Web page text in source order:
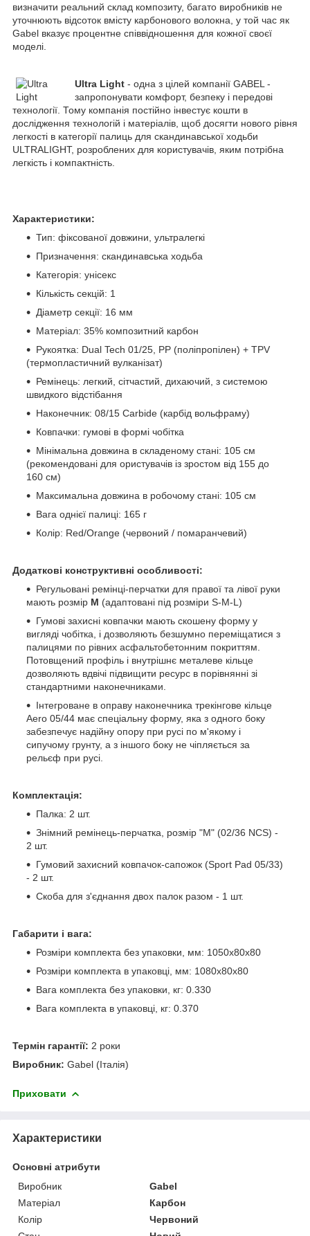
визначити реальний склад композиту, багато виробників не
уточнюють відсоток вмісту карбонового волокна, у той час як
Gabel вказує процентне співвідношення для кожної своєї
моделі.
Ultra Light - одна з цілей компанії GABEL -
запропонувати комфорт, безпеку і передові
технології. Тому компанія постійно інвестує кошти в
дослідження технологій і матеріалів, щоб досягти нового рівня
легкості в категорії палиць для скандинавської ходьби
ULTRALIGHT, розроблених для користувачів, яким потрібна
легкість і компактність.
Характеристики:
Тип: фіксованої довжини, ультралегкі
Призначення: скандинавська ходьба
Категорія: унісекс
Кількість секцій: 1
Діаметр секції: 16 мм
Матеріал: 35% композитний карбон
Рукоятка: Dual Tech 01/25, PP (поліпропілен) + TPV
(термопластичний вулканізат)
Ремінець: легкий, сітчастий, дихаючий, з системою
швидкого відстібання
Наконечник: 08/15 Carbide (карбід вольфраму)
Ковпачки: гумові в формі чобітка
Мінімальна довжина в складеному стані: 105 см
(рекомендовані для ористувачів із зростом від 155 до
160 см)
Максимальна довжина в робочому стані: 105 см
Вага однієї палиці: 165 г
Колір: Red/Orange (червоний / помаранчевий)
Додаткові конструктивні особливості:
Регульовані ремінці-перчатки для правої та лівої руки
мають розмір M (адаптовані під розміри S-M-L)
Гумові захисні ковпачки мають скошену форму у
вигляді чобітка, і дозволяють безшумно переміщатися з
палицями по рівних асфальтобетонним покриттям.
Потовщений профіль і внутрішнє металеве кільце
дозволяють вдвічі підвищити ресурс в порівнянні зі
стандартними наконечниками.
Інтегроване в оправу наконечника трекінгове кільце
Aero 05/44 має спеціальну форму, яка з одного боку
забезпечує надійну опору при русі по м'якому і
сипучому грунту, а з іншого боку не чіпляється за
рельєф при русі.
Комплектація:
Палка: 2 шт.
Знімний ремінець-перчатка, розмір "M" (02/36 NCS) -
2 шт.
Гумовий захисний ковпачок-сапожок (Sport Pad 05/33)
- 2 шт.
Скоба для з'єднання двох палок разом - 1 шт.
Габарити і вага:
Розміри комплекта без упаковки, мм: 1050х80х80
Розміри комплекта в упаковці, мм: 1080х80х80
Вага комплекта без упаковки, кг: 0.330
Вага комплекта в упаковці, кг: 0.370
Термін гарантії: 2 роки
Виробник: Gabel (Італія)
Приховати
Характеристики
Основні атрибути
Виробник
Gabel
Матеріал
Карбон
Колір
Червоний